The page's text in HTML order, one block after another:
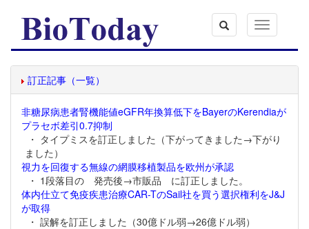
Toggle
navigation
訂正記事（一覧）
非糖尿病患者腎機能値eGFR年換算低下をBayerのKerendiaが
プラセボ差引0.7抑制
・ タイプミスを訂正しました（下がってきました→下がり
ました）
視力を回復する無線の網膜移植製品を欧州が承認
・ 1段落目の 発売後→市販品 に訂正しました。
体内仕立て免疫疾患治療CAR-TのSail社を買う選択権利をJ&J
が取得
・ 誤解を訂正しました（30億ドル弱→26億ドル弱）